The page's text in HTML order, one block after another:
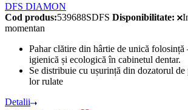
DFS DIAMON
Cod produs:539688SDFS Disponibilitate:
momentan
Pahar clătire din hârtie de unică folosință
igienică și ecologică în cabinetul dentar.
Se distribuie cu ușurință din dozatorul de
lor rulate
Detalii